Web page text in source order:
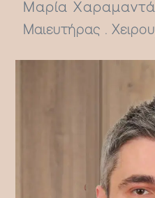
Μαρία Χαραμαντά
Μαιευτήρας .